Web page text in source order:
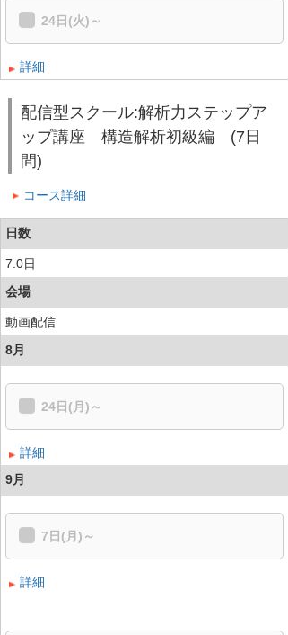
24日(火)～
詳細
配信型スクール:解析力ステップア
ップ講座 構造解析初級編 (7日
間)
コース詳細
日数
7.0日
会場
動画配信
8月
24日(月)～
詳細
9月
7日(月)～
詳細